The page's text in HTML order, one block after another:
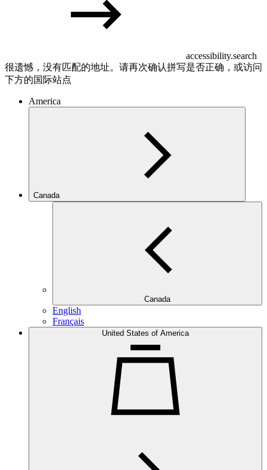
accessibility.search
很遗憾，没有匹配的地址。请再次确认拼写是否正确，或访问
下方的国际站点
America
Canada
Canada
English
Français
United States of America